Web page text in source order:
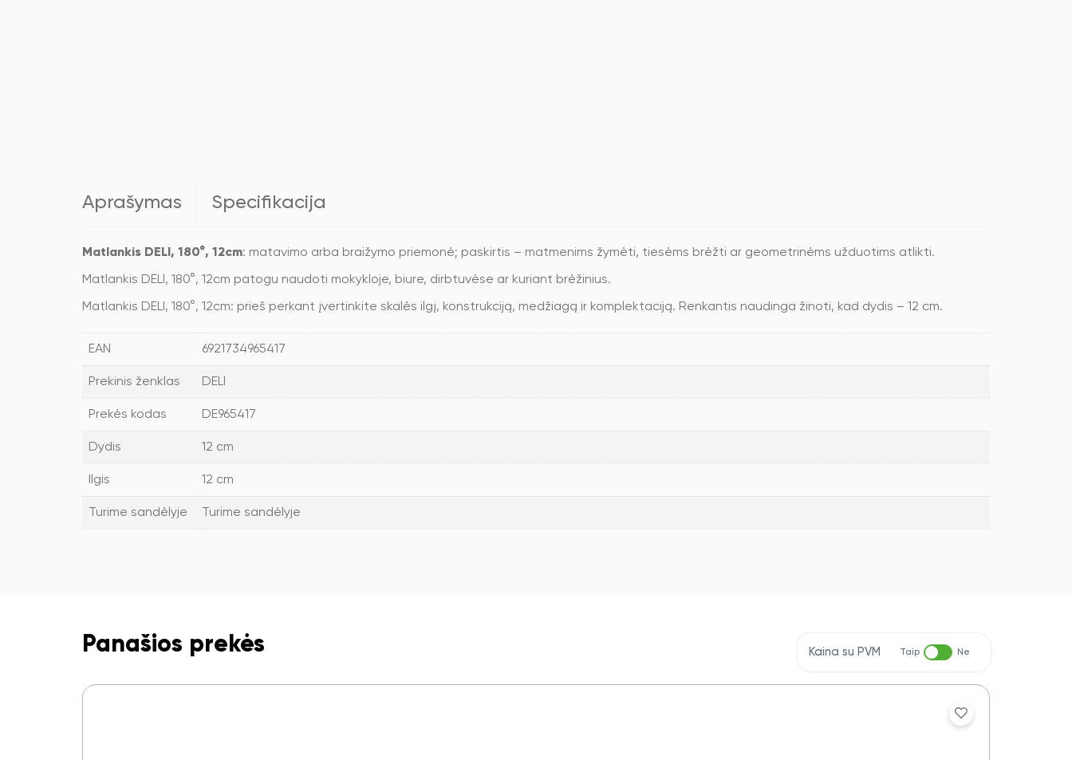
Aprašymas Specifikacija
Matlankis DELI, 180°, 12cm: matavimo arba braižymo priemonė; paskirtis – matmenims žymėti, tiesėms brėžti ar geometrinėms užduotims atlikti.
Matlankis DELI, 180°, 12cm patogu naudoti mokykloje, biure, dirbtuvėse ar kuriant brėžinius.
Matlankis DELI, 180°, 12cm: prieš perkant įvertinkite skalės ilgį, konstrukciją, medžiagą ir komplektaciją. Renkantis naudinga žinoti, kad dydis – 12 cm.
EAN 6921734965417
Prekinis ženklas DELI
Prekės kodas DE965417
Dydis 12 cm
Ilgis 12 cm
Turime sandėlyje Turime sandėlyje
Panašios prekės Kaina su PVM Taip Ne